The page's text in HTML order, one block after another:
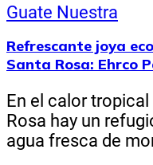
Guate Nuestra
Refrescante joya
Santa Rosa: Ehrco
En el calor
Rosa hay un
agua fresca de